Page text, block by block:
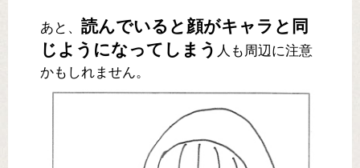
あと、 読んでいると顔がキャラと同
じようになってしまう 人も周辺に注意
かもしれません。